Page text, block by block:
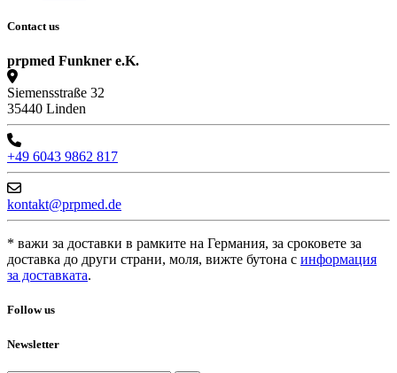
Contact us
prpmed Funkner e.K.
Siemensstraße 32
35440 Linden
+49 6043 9862 817
kontakt@prpmed.de
* важи за доставки в рамките на Германия, за сроковете за
доставка до други страни, моля, вижте бутона с информация
за доставката.
Follow us
Newsletter